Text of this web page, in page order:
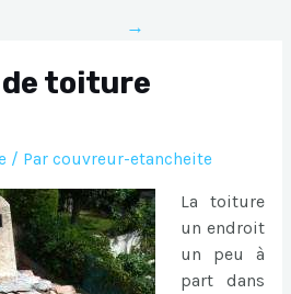
→
toiture
/ Par couvreur-etancheite
La toiture
un endroit
un peu à
part dans